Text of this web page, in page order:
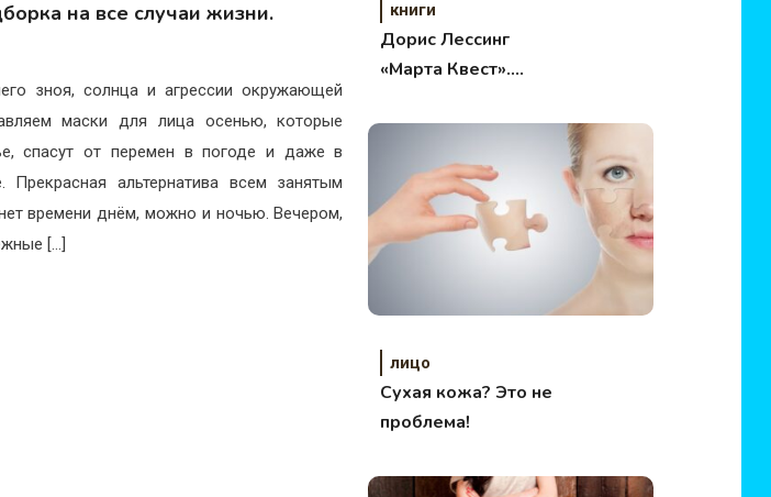
на все случаи жизни.
зноя, солнца и агрессии окружающей
маски для лица осенью, которые
спасут от перемен в погоде и даже в
альтернатива всем занятым
времени днём, можно и ночью. Вечером,
[…]
книги
Дорис Лессинг
«Марта Квест».
лицо
Сухая кожа? Это не
проблема!